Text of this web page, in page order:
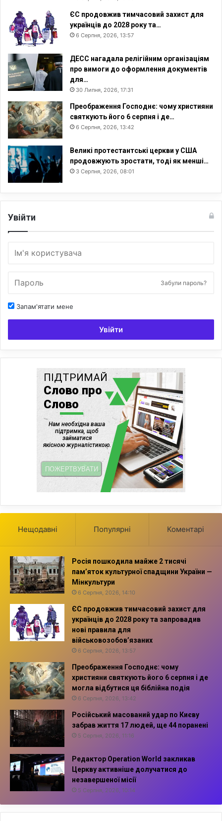
а
л
и
т
о
р
т
у
ЄС продовжив тимчасовий захист для
українців до 2028 року та…
6 Серпня, 2026, 13:57
ДЕСС нагадала релігійним організаціям
про вимоги до оформлення документів
для…
30 Липня, 2026, 17:31
Преображення Господнє: чому християни
святкують його 6 серпня і де…
6 Серпня, 2026, 13:42
Великі протестантські церкви у США
продовжують зростати, тоді як менші…
3 Серпня, 2026, 08:01
Увійти
Забули пароль?
Запам'ятати мене
Увійти
Нещодавні Популярні Коментарі
Росія пошкодила майже 2 тисячі
пам’яток культурної спадщини України —
Мінкультури
6 Серпня, 2026, 14:10
ЄС продовжив тимчасовий захист для
українців до 2028 року та запровадив
нові правила для
військовозобов’язаних
6 Серпня, 2026, 13:57
Преображення Господнє: чому
християни святкують його 6 серпня і де
могла відбутися ця біблійна подія
6 Серпня, 2026, 13:42
Російський масований удар по Києву
забрав життя 17 людей, ще 44 поранені
5 Серпня, 2026, 11:16
Редактор Operation World закликав
Церкву активніше долучатися до
незавершеної місії
5 Серпня, 2026, 10:14